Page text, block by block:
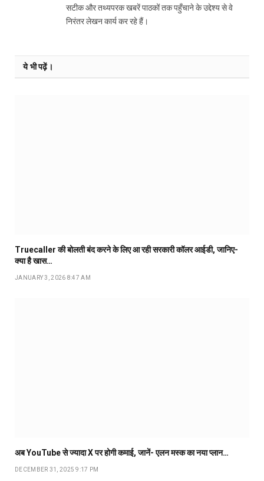
सटीक और तथ्यपरक खबरें पाठकों तक पहुँचाने के उद्देश्य से वे
निरंतर लेखन कार्य कर रहे हैं।
ये भी पढ़ें।
Truecaller की बोलती बंद करने के लिए आ रही सरकारी कॉलर आईडी, जानिए-
क्या है खास…
JANUARY 3, 2026 8:47 AM
अब YouTube से ज्यादा X पर होगी कमाई, जानें- एलन मस्क का नया प्लान…
DECEMBER 31, 2025 9:17 PM